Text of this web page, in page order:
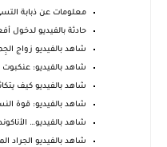
معلومات عن ذبابة
حادثة بالفيديو لدخول
شاهد بالفيديو زواج
شاهد بالفيديو: عنكبوت
شاهد بالفيديو كيف
شاهد بالفيديو: قوة
شاهد بالفيديو…
شاهد بالفيديو الجراد